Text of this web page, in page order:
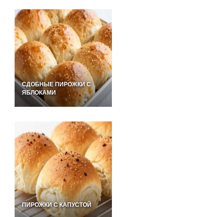
СДОБНЫЕ ПИРОЖКИ С
ЯБЛОКАМИ
ПИРОЖКИ С КАПУСТОЙ